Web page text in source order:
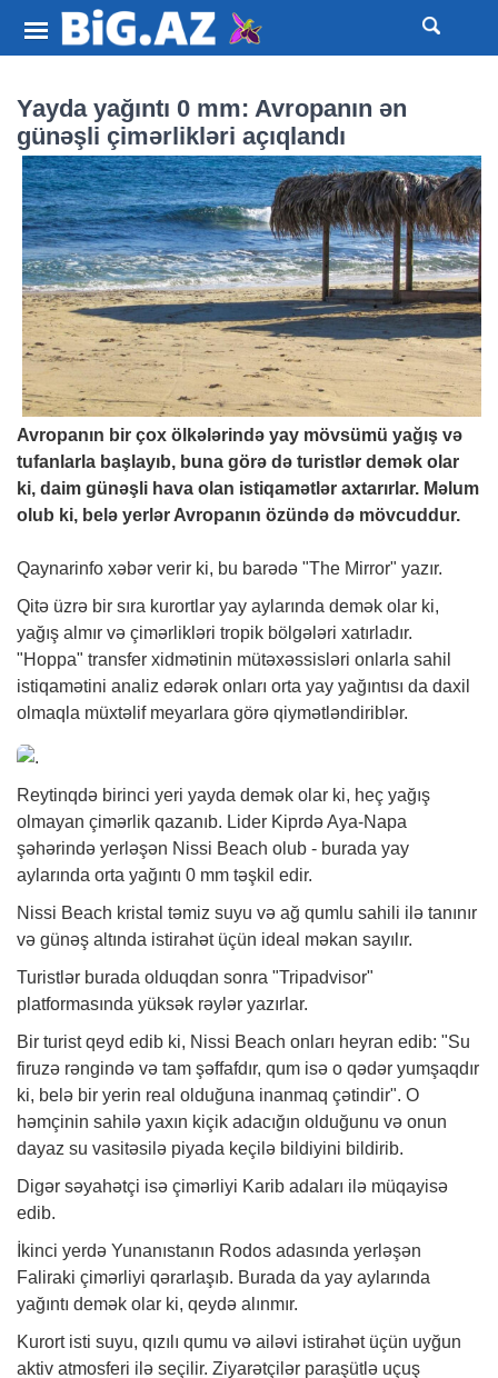
Yayda yağıntı 0 mm: Avropanın ən
günəşli çimərlikləri açıqlandı
Avropanın bir çox ölkələrində yay mövsümü yağış və
tufanlarla başlayıb, buna görə də turistlər demək olar
ki, daim günəşli hava olan istiqamətlər axtarırlar. Məlum
olub ki, belə yerlər Avropanın özündə də mövcuddur.
Qaynarinfo xəbər verir ki, bu barədə "The Mirror" yazır.
Qitə üzrə bir sıra kurortlar yay aylarında demək olar ki,
yağış almır və çimərlikləri tropik bölgələri xatırladır.
"Hoppa" transfer xidmətinin mütəxəssisləri onlarla sahil
istiqamətini analiz edərək onları orta yay yağıntısı da daxil
olmaqla müxtəlif meyarlara görə qiymətləndiriblər.
Reytinqdə birinci yeri yayda demək olar ki, heç yağış
olmayan çimərlik qazanıb. Lider Kiprdə Aya-Napa
şəhərində yerləşən Nissi Beach olub - burada yay
aylarında orta yağıntı 0 mm təşkil edir.
Nissi Beach kristal təmiz suyu və ağ qumlu sahili ilə tanınır
və günəş altında istirahət üçün ideal məkan sayılır.
Turistlər burada olduqdan sonra "Tripadvisor"
platformasında yüksək rəylər yazırlar.
Bir turist qeyd edib ki, Nissi Beach onları heyran edib: "Su
firuzə rəngində və tam şəffafdır, qum isə o qədər yumşaqdır
ki, belə bir yerin real olduğuna inanmaq çətindir". O
həmçinin sahilə yaxın kiçik adacığın olduğunu və onun
dayaz su vasitəsilə piyada keçilə bildiyini bildirib.
Digər səyahətçi isə çimərliyi Karib adaları ilə müqayisə
edib.
İkinci yerdə Yunanıstanın Rodos adasında yerləşən
Faliraki çimərliyi qərarlaşıb. Burada da yay aylarında
yağıntı demək olar ki, qeydə alınmır.
Kurort isti suyu, qızılı qumu və ailəvi istirahət üçün uyğun
aktiv atmosferi ilə seçilir. Ziyarətçilər paraşütlə uçuş